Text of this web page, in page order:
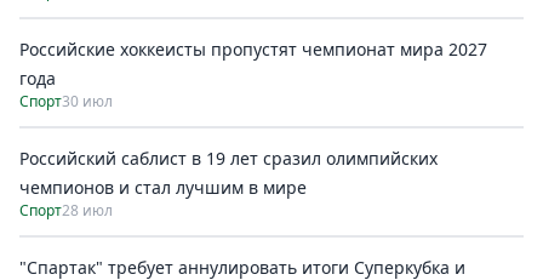
Российские хоккеисты пропустят чемпионат мира 2027
года
Спорт30 июл
Российский саблист в 19 лет сразил олимпийских
чемпионов и стал лучшим в мире
Спорт28 июл
"Спартак" требует аннулировать итоги Суперкубка и